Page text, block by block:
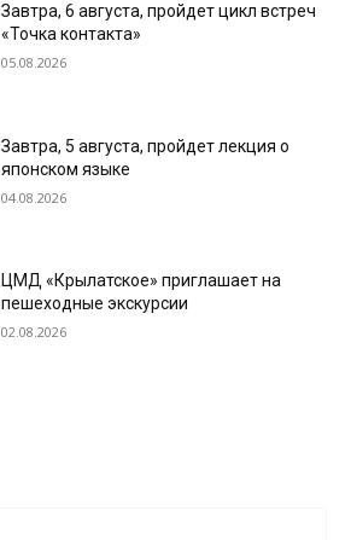
Завтра, 6 августа, пройдет цикл встреч
«Точка контакта»
05.08.2026
Завтра, 5 августа, пройдет лекция о
японском языке
04.08.2026
ЦМД «Крылатское» приглашает на
пешеходные экскурсии
02.08.2026